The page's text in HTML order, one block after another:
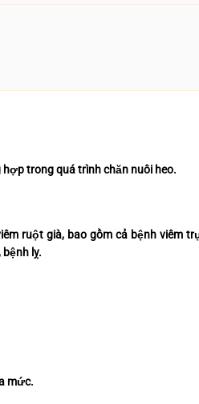
trong quá trình chăn nuôi heo.
ruột già, bao gồm cả bệnh viêm
bệnh lỵ.
mức.